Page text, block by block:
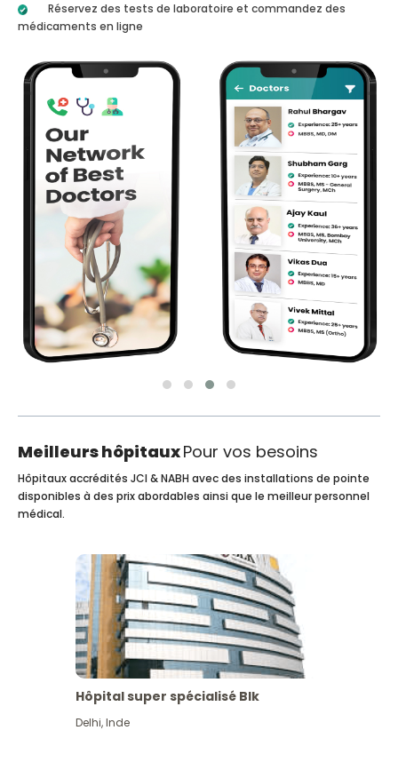
Réservez des tests de laboratoire et commandez des
médicaments en ligne
Meilleurs hôpitauxPour vos besoins
Hôpitaux accrédités JCI & NABH avec des installations de pointe
disponibles à des prix abordables ainsi que le meilleur personnel
médical.
Hôpital super spécialisé Blk
Delhi,Inde